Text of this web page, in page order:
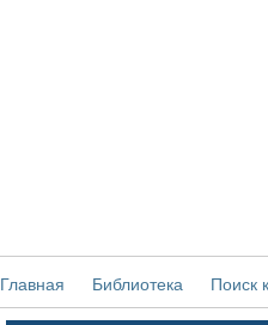
Главная Библиотека Поиск